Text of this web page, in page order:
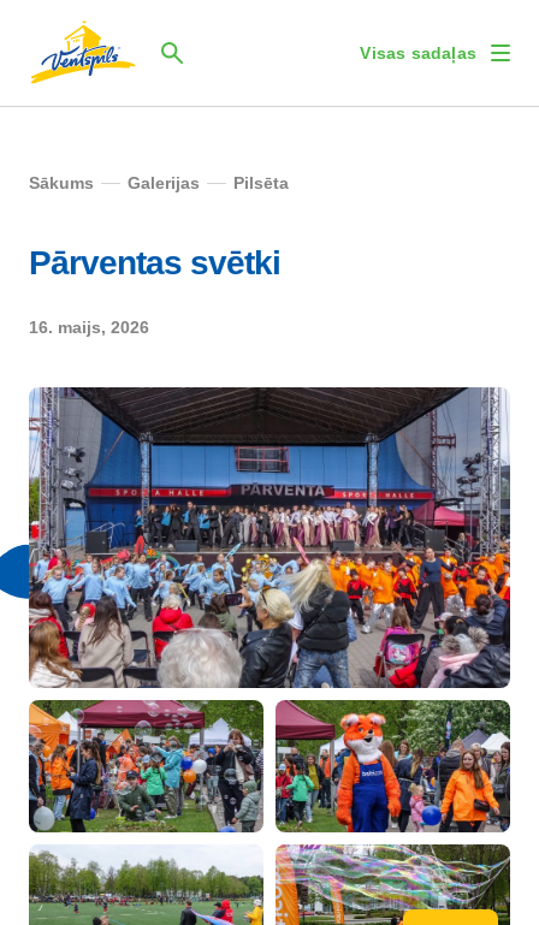
Visas sadaļas
Sākums Galerijas Pilsēta
Pārventas svētki
16. maijs, 2026